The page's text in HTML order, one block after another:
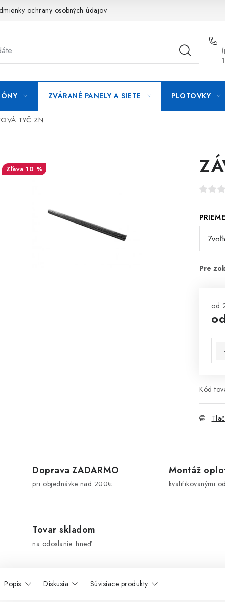
ochrany osobných údajov
ZVÁRANÉ PANELY A SIETE PLOTOVKY
TYČ ZN
od
od
Kód
Tlač
10 %
Doprava ZADARMO
pri objednávke nad 200€
Montáž
kvalifikovanými
Tovar skladom
na odoslanie ihneď
Popis Diskusia Súvisiace produkty